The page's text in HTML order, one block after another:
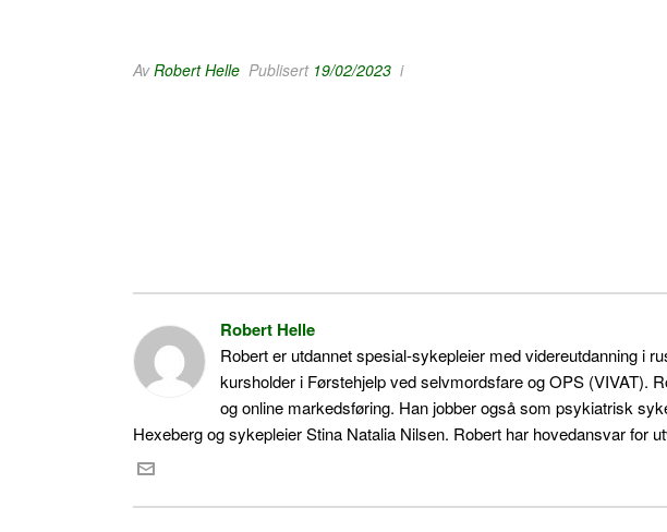
AvRobert Helle Publisert 19/02/2023 i
Robert Helle
Robert er utdannet spesial-sykepleier med videreutdanning i
kursholder i Førstehjelp ved selvmordsfare og OPS (VIVAT).
og online markedsføring. Han jobber også som psykiatrisk
Hexeberg og sykepleier Stina Natalia Nilsen. Robert har hovedansvar for